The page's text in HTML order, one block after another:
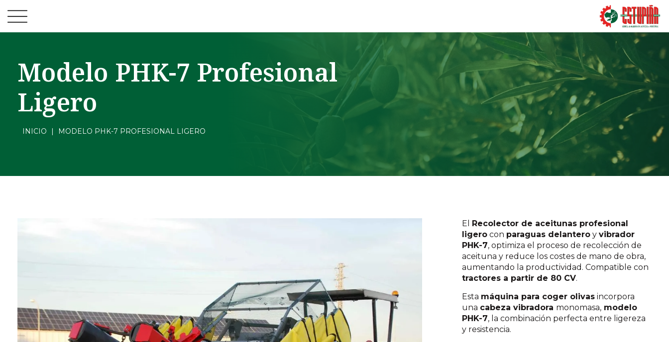
Modelo PHK-7 Profesional
Ligero
INICIO | MODELO PHK-7 PROFESIONAL LIGERO
El Recolector de aceitunas profesional
ligerocon paraguas delanteroy vibrador
PHK-7, optimiza el proceso de recolección de
aceituna y reduce los costes de mano de obra,
aumentando la productividad. Compatible con
tractores a partir de 80 CV.
Esta máquina para coger olivasincorpora
una cabeza vibradora monomasa, modelo
PHK-7, la combinación perfecta entre ligereza
y resistencia.